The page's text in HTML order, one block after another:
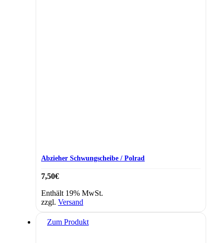
Abzieher Schwungscheibe / Polrad
7,50€
Enthält 19% MwSt.
zzgl. Versand
Zum Produkt